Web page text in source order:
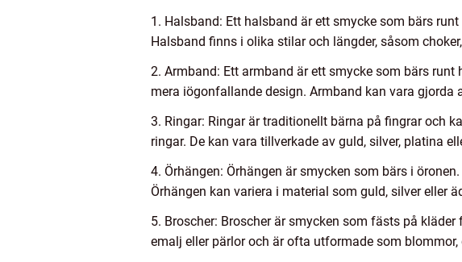
1. Halsband: Ett halsband är ett smycke som bärs
Halsband finns i olika stilar och längder, såsom
2. Armband: Ett armband är ett smycke som bärs
mera iögonfallande design. Armband kan vara gjorda
3. Ringar: Ringar är traditionellt bärna på fingrar och
ringar. De kan vara tillverkade av guld, silver, platina
4. Örhängen: Örhängen är smycken som bärs i
Örhängen kan variera i material som guld, silver eller
5. Broscher: Broscher är smycken som fästs på
emalj eller pärlor och är ofta utformade som